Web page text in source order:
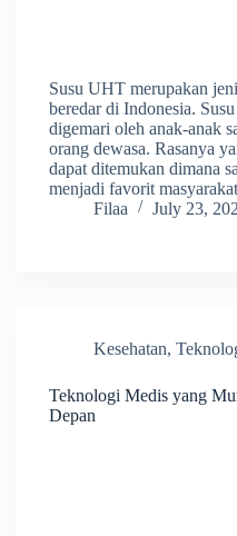
Susu UHT merupakan
beredar di Indonesia.
digemari oleh anak-anak
orang dewasa. Rasanya
dapat ditemukan dimana
menjadi favorit
Filaa
July 23,
Kesehatan,
Teknologi Medis yang
Depan